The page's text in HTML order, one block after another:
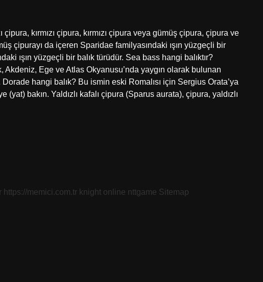
kırmızı çipura, kırmızı çipura veya gümüş çipura, çipura ve
çipurayı da içeren Sparidae familyasındaki ışın yüzgeçli bir
ışın yüzgeçli bir balık türüdür. Sea bass hangi balıktır?
Ege ve Atlas Okyanusu’nda yaygın olarak bulunan
hangi balık? Bu ismin eski Romalısı için Sergius Orata’ya
(yat) bakın. Yaldızlı kafalı çipura (Sparus aurata), çipura, yaldızlı
https://memici.com.tr knight online nttgame Sitemap